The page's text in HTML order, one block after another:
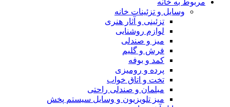
مربوط به خانه
وسایل و تزئینات خانه
تزئینی و آثار هنری
لوازم روشنایی
میز و صندلی
فرش و گلیم
کمد و بوفه
پرده و رومیزی
تخت و اتاق خواب
مبلمان و صندلی راحتی
میز تلویزیون و وسایل سیستم پخش